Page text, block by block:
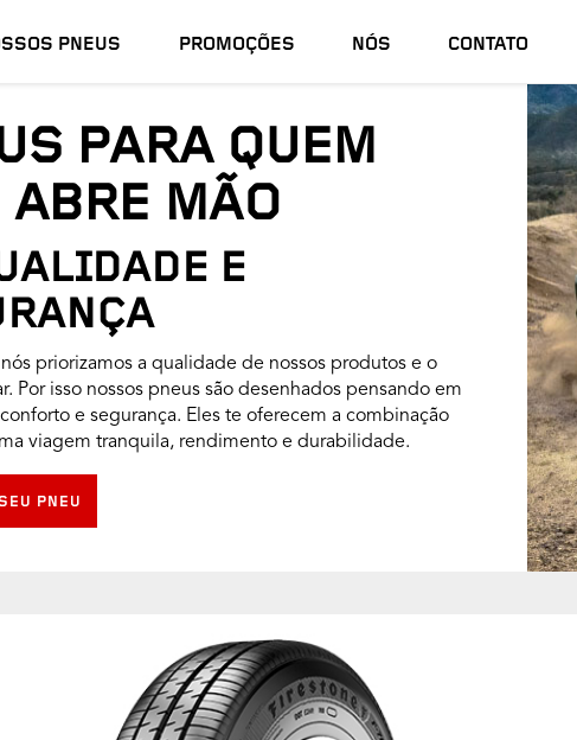
PNEUS PROMOÇÕES NÓS CONTATO
PARA QUEM
ABRE MÃO
E
priorizamos a qualidade de nossos produtos e o
Por isso nossos pneus são desenhados pensando em
e segurança. Eles te oferecem a combinação
viagem tranquila, rendimento e durabilidade.
PNEU